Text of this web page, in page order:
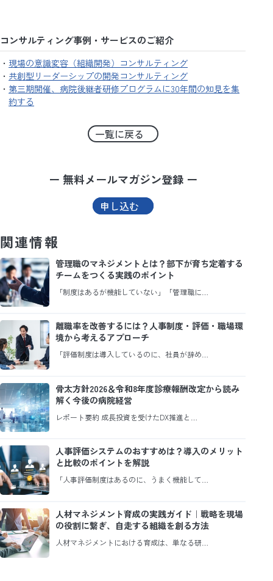
コンサルティング事例・サービスのご紹介
現場の意識変容（組織開発）コンサルティング
共創型リーダーシップの開発コンサルティング
第三期開催、病院後継者研修プログラムに30年間の知見を集
約する
一覧に戻る
ー 無料メールマガジン登録 ー
申し込む
関連情報
管理職のマネジメントとは？部下が育ち定着する
チームをつくる実践のポイント
「制度はあるが機能していない」「管理職に…
離職率を改善するには？人事制度・評価・職場環
境から考えるアプローチ
「評価制度は導入しているのに、社員が辞め…
骨太方針2026＆令和8年度診療報酬改定から読み
解く今後の病院経営
レポート要約 成長投資を受けたDX推進と…
人事評価システムのおすすめは？導入のメリット
と比較のポイントを解説
「人事評価制度はあるのに、うまく機能して…
人材マネジメント育成の実践ガイド｜戦略を現場
の役割に繋ぎ、自走する組織を創る方法
人材マネジメントにおける育成は、単なる研…